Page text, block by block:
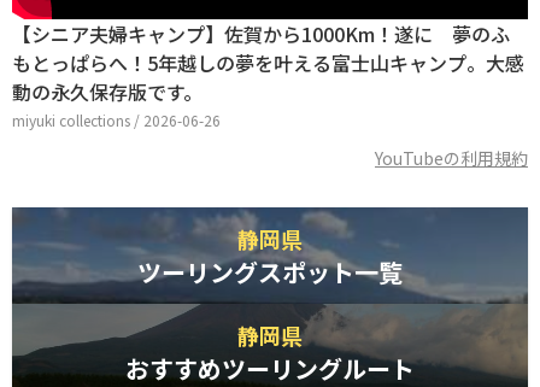
【シニア夫婦キャンプ】佐賀から1000Km！遂に 夢のふ
もとっぱらへ！5年越しの夢を叶える富士山キャンプ。大感
動の永久保存版です。
miyuki collections / 2026-06-26
YouTubeの利用規約
静岡県
ツーリングスポット一覧
静岡県
おすすめツーリングルート